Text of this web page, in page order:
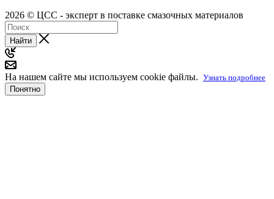
2026 © ЦСС - эксперт в поставке смазочных материалов
Найти
На нашем сайте мы используем cookie файлы. Узнать подробнее
Понятно